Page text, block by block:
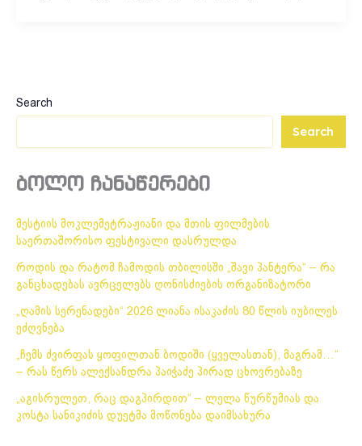
Search
Search
ბოლო ჩანაწერები
მესტიის მოკლემეტრაჟიანი და მთის ფილმების
საერთაშორისო ფესტივალი დასრულდა
როდის და რატომ ჩამოდის თბილისში „შავი პანტერა“ – რა
განცხადებას ავრცელებს ღონისძიების ორგანიზატორი
„ღამის სერენადები“ 2026 ლიანა ისაკაძის 80 წლის იუბილეს
ეძღვნება
„ჩემს ძვირფას ყოფილთან ბოდიში (ყველასთან), მაგრამ…“
– რას წერს ალექსანდრა პაიჭაძე პირად ცხოვრებაზე
„აგისრულეთ, რაც დაგპირდით“ – ლელა წურწუმიას და
კოსტა სანიკიძის დუეტმა მოწონება დაიმსახურა